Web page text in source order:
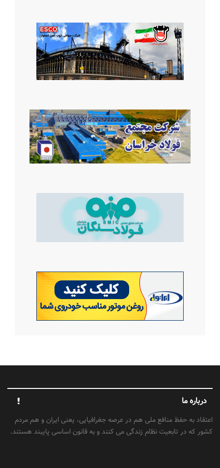
درباره ما
اعتقاد به حفظ منافع ملی هم در عرصه جغرافیایی، یعنی ایران و هم مردم
کشور که در تابعیت نظام زندگی می کنند و به قانون اساسی پایبند هستند.